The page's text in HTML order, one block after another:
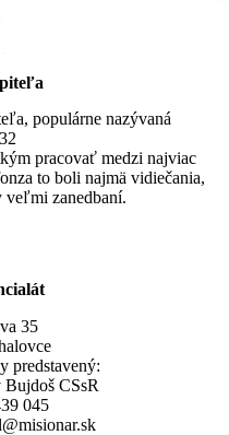
populárne nazývaná
pracovať medzi najviac
to boli najmä vidiečania,
veľmi zanedbaní.
35
predstavený:
CSsR
045